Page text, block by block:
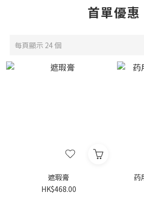
首單優惠
每頁顯示 24 個
遮瑕膏
HK$468.00
药